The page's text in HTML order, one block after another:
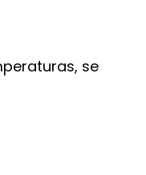
se